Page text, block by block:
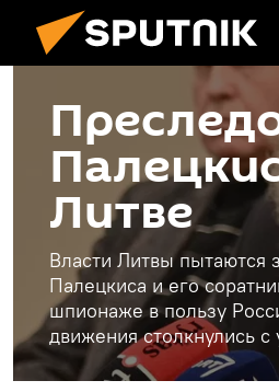
Литве
Власти Литвы пытаются
Палецкиса и его
шпионаже в пользу
движения столкнулись